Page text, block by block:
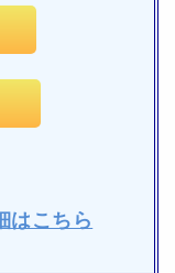
はこちら